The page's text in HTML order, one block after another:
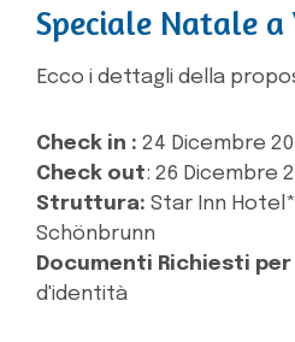
Speciale Natale a
Ecco i dettagli della
Check in : 24 Dicembre
Check out: 26 Dicembre
Struttura: Star Inn
Schönbrunn
Documenti Richiesti
d'identità